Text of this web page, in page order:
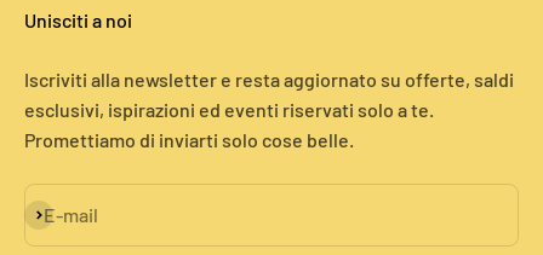
Unisciti a noi
Iscriviti alla newsletter e resta aggiornato su offerte, saldi
esclusivi, ispirazioni ed eventi riservati solo a te.
Promettiamo di inviarti solo cose belle.
E-mail
Iscriviti alla newsletter